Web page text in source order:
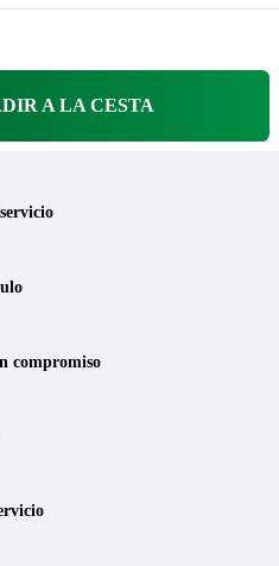
A LA CESTA
compromiso